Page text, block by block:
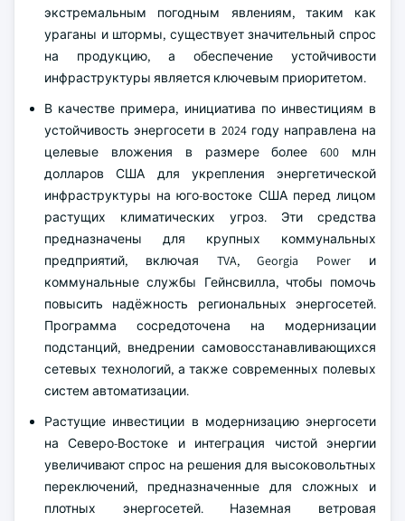
экстремальным погодным явлениям, таким как
ураганы и штормы, существует значительный спрос
на продукцию, а обеспечение устойчивости
инфраструктуры является ключевым приоритетом.
В качестве примера, инициатива по инвестициям в
устойчивость энергосети в 2024 году направлена на
целевые вложения в размере более 600 млн
долларов США для укрепления энергетической
инфраструктуры на юго-востоке США перед лицом
растущих климатических угроз. Эти средства
предназначены для крупных коммунальных
предприятий, включая TVA, Georgia Power и
коммунальные службы Гейнсвилла, чтобы помочь
повысить надёжность региональных энергосетей.
Программа сосредоточена на модернизации
подстанций, внедрении самовосстанавливающихся
сетевых технологий, а также современных полевых
систем автоматизации.
Растущие инвестиции в модернизацию энергосети
на Северо-Востоке и интеграция чистой энергии
увеличивают спрос на решения для высоковольтных
переключений, предназначенные для сложных и
плотных энергосетей. Наземная ветровая